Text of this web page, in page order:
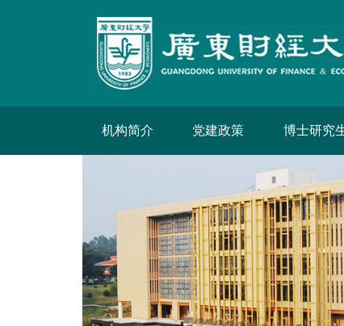
机构简介 党建政策 博士研究